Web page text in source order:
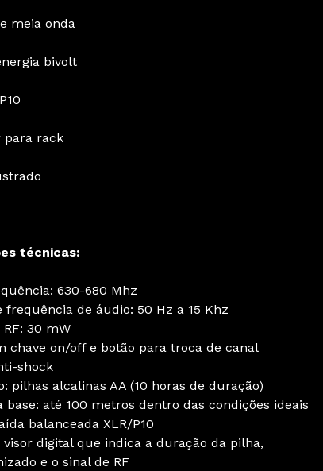
meia onda
bivolt
para rack
técnicas:
630-680 Mhz
frequência de áudio: 50 Hz a 15 Khz
30 mW
chave on/off e botão para troca de canal
shock
pilhas alcalinas AA (10 horas de duração)
base: até 100 metros dentro das condições ideais
balanceada XLR/P10
visor digital que indica a duração da pilha,
e o sinal de RF